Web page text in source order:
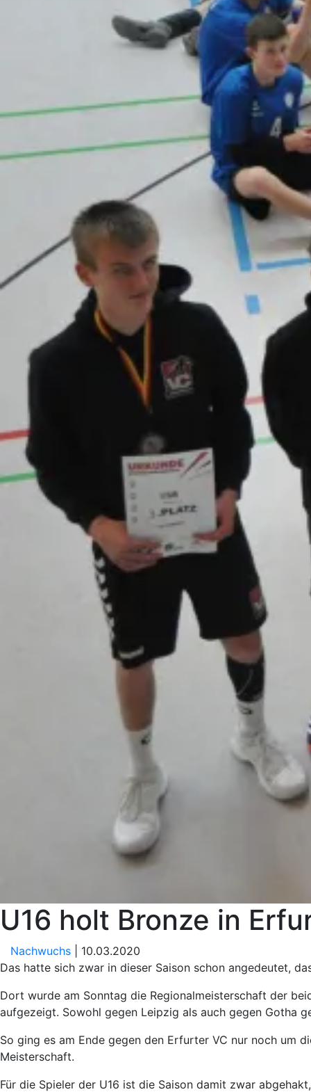
U16 holt Bronze in
Nachwuchs | 10.03.2020
Das hatte sich zwar in dieser Saison schon angedeutet,
Dort wurde am Sonntag die Regionalmeisterschaft der
aufgezeigt. Sowohl gegen Leipzig als auch gegen Gotha
So ging es am Ende gegen den Erfurter VC nur noch um
Meisterschaft.
Für die Spieler der U16 ist die Saison damit zwar